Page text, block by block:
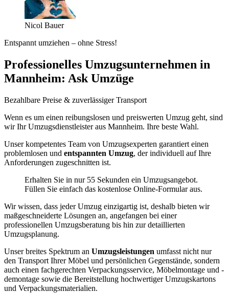
Nicol Bauer
Entspannt umziehen – ohne Stress!
Professionelles Umzugsunternehmen in
Mannheim: Ask Umzüge
Bezahlbare Preise & zuverlässiger Transport
Wenn es um einen reibungslosen und preiswerten Umzug geht, sind
wir Ihr Umzugsdienstleister aus Mannheim. Ihre beste Wahl.
Unser kompetentes Team von Umzugsexperten garantiert einen
problemlosen und entspannten Umzug, der individuell auf Ihre
Anforderungen zugeschnitten ist.
Erhalten Sie in nur 55 Sekunden ein Umzugsangebot.
Füllen Sie einfach das kostenlose Online-Formular aus.
Wir wissen, dass jeder Umzug einzigartig ist, deshalb bieten wir
maßgeschneiderte Lösungen an, angefangen bei einer
professionellen Umzugsberatung bis hin zur detaillierten
Umzugsplanung.
Unser breites Spektrum an Umzugsleistungen umfasst nicht nur
den Transport Ihrer Möbel und persönlichen Gegenstände, sondern
auch einen fachgerechten Verpackungsservice, Möbelmontage und -
demontage sowie die Bereitstellung hochwertiger Umzugskartons
und Verpackungsmaterialien.